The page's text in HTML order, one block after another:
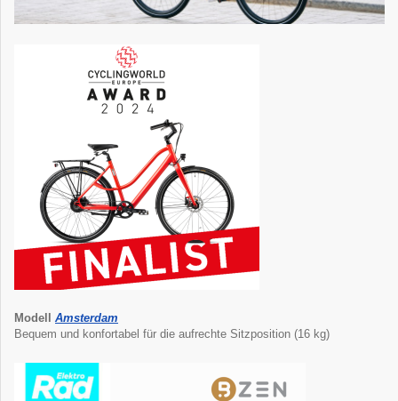
Modell
Amsterdam
Bequem und konfortabel für die aufrechte Sitzposition (16 kg)